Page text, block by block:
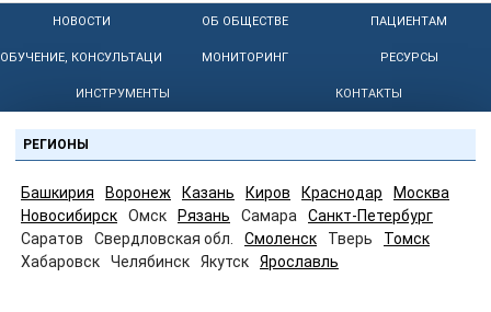
НОВОСТИ ОБ ОБЩЕСТВЕ ПАЦИЕНТАМ
ОБУЧЕНИЕ, КОНСУЛЬТАЦИИ МОНИТОРИНГ РЕСУРСЫ
ИНСТРУМЕНТЫ КОНТАКТЫ
РЕГИОНЫ
Башкирия Воронеж Казань Киров Краснодар
Москва
Новосибирск
Омск Рязань Самара
Санкт-Петербург
Саратов
Свердловская обл. Смоленск Тверь
Томск
Хабаровск
Челябинск Якутск Ярославль